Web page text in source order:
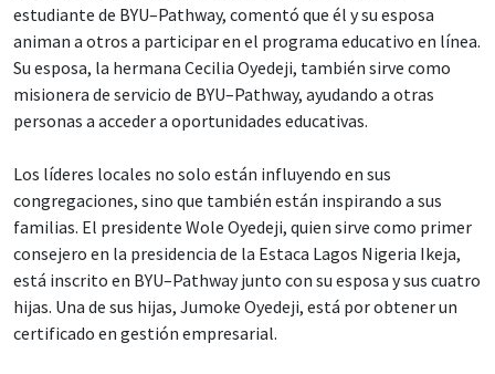
estudiante de BYU–Pathway, comentó que él y su esposa
animan a otros a participar en el programa educativo en línea.
Su esposa, la hermana Cecilia Oyedeji, también sirve como
misionera de servicio de BYU–Pathway, ayudando a otras
personas a acceder a oportunidades educativas.
Los líderes locales no solo están influyendo en sus
congregaciones, sino que también están inspirando a sus
familias. El presidente Wole Oyedeji, quien sirve como primer
consejero en la presidencia de la Estaca Lagos Nigeria Ikeja,
está inscrito en BYU–Pathway junto con su esposa y sus cuatro
hijas. Una de sus hijas, Jumoke Oyedeji, está por obtener un
certificado en gestión empresarial.